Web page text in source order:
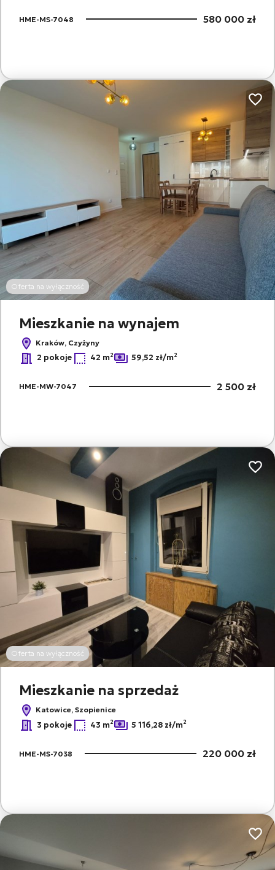
HME-MS-7048 580 000 zł
Oferta na wyłączność
Mieszkanie na wynajem
Kraków, Czyżyny
2 pokoje 42 m2 59,52 zł/m2
HME-MW-7047 2 500 zł
Oferta na wyłączność
Mieszkanie na sprzedaż
Katowice, Szopienice
3 pokoje 43 m2 5 116,28 zł/m2
HME-MS-7038 220 000 zł